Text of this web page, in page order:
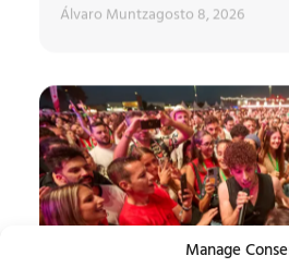
Manage
Álvaro Muntzagosto 8, 2026